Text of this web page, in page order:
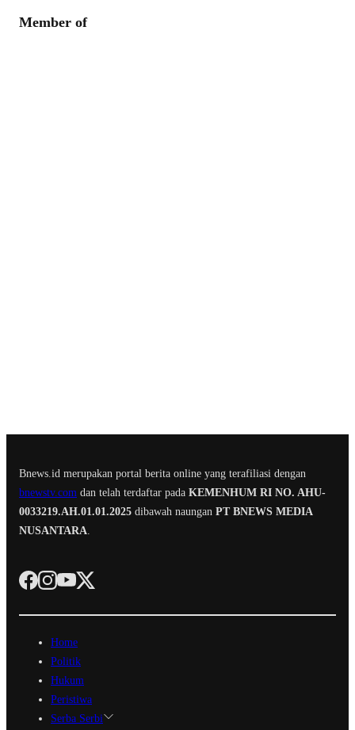
Member of
Bnews.id merupakan portal berita online yang terafiliasi dengan
bnewstv.com dan telah terdaftar pada KEMENHUM RI NO. AHU-
0033219.AH.01.01.2025 dibawah naungan PT BNEWS MEDIA
NUSANTARA
Home
Politik
Hukum
Peristiwa
Serba Serbi